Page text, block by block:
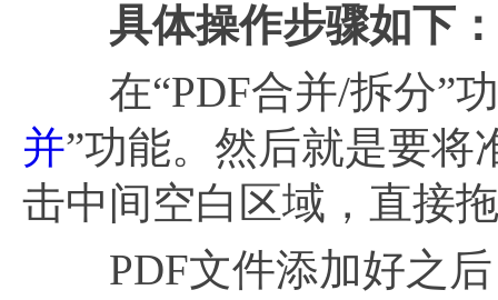
具体操作步骤如下：
在“PDF合并/拆分”功
并”功能。然后就是要将
击中间空白区域，直接
PDF文件添加好之后